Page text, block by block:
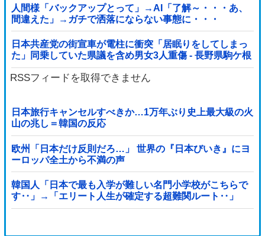
人間様「バックアップとって」→AI「了解～・・・あ、
間違えた」→ガチで洒落にならない事態に・・・
日本共産党の街宣車が電柱に衝突「居眠りをしてしまっ
た」同乗していた県議を含め男女3人重傷 - 長野県駒ケ根
市 [8/6]
RSSフィードを取得できません
日本旅行キャンセルすべきか…1万年ぶり史上最大級の火
山の兆し＝韓国の反応
欧州「日本だけ反則だろ…」 世界の『日本びいき』にヨ
ーロッパ全土から不満の声
韓国人「日本で最も入学が難しい名門小学校がこちらで
す‥」→「エリート人生が確定する超難関ルート‥」